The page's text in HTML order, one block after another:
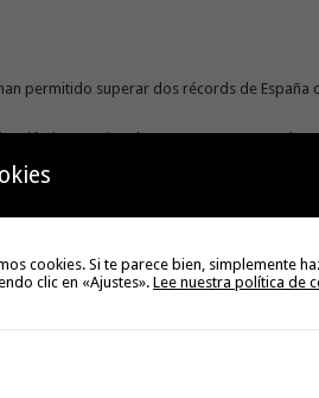
permitido superar dos récords de España
internacional, asegura que no puede
de
nuevas
cookies. Si te parece bien, simplemente
clic en «Ajustes».Lee nuestra política de